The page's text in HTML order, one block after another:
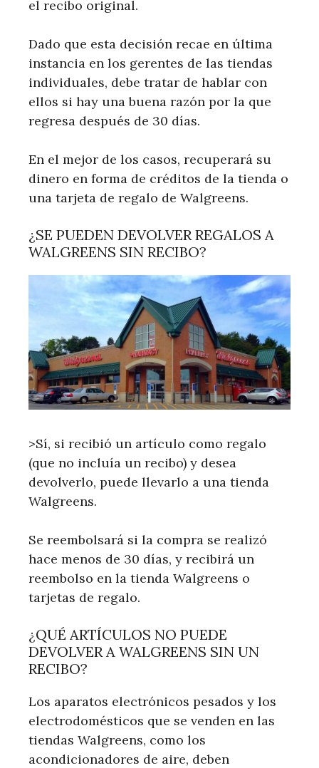
el recibo original.
Dado que esta decisión recae en última
instancia en los gerentes de las tiendas
individuales, debe tratar de hablar con
ellos si hay una buena razón por la que
regresa después de 30 días.
En el mejor de los casos, recuperará su
dinero en forma de créditos de la tienda o
una tarjeta de regalo de Walgreens.
¿SE PUEDEN DEVOLVER REGALOS A
WALGREENS SIN RECIBO?
>Sí, si recibió un artículo como regalo
(que no incluía un recibo) y desea
devolverlo, puede llevarlo a una tienda
Walgreens.
Se reembolsará si la compra se realizó
hace menos de 30 días, y recibirá un
reembolso en la tienda Walgreens o
tarjetas de regalo.
¿QUÉ ARTÍCULOS NO PUEDE
DEVOLVER A WALGREENS SIN UN
RECIBO?
Los aparatos electrónicos pesados ​​y los
electrodomésticos que se venden en las
tiendas Walgreens, como los
acondicionadores de aire, deben